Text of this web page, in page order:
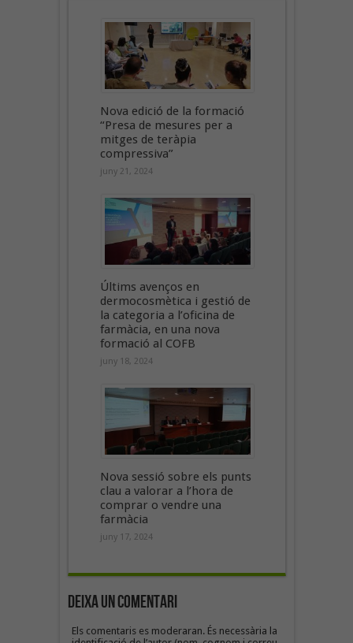
Nova edició de la formació
“Presa de mesures per a
mitges de teràpia
compressiva”
juny 21, 2024
Últims avenços en
dermocosmètica i gestió de
la categoria a l’oficina de
farmàcia, en una nova
formació al COFB
juny 18, 2024
Nova sessió sobre els punts
clau a valorar a l’hora de
comprar o vendre una
farmàcia
juny 17, 2024
Deixa un Comentari
Els comentaris es moderaran. És necessària la